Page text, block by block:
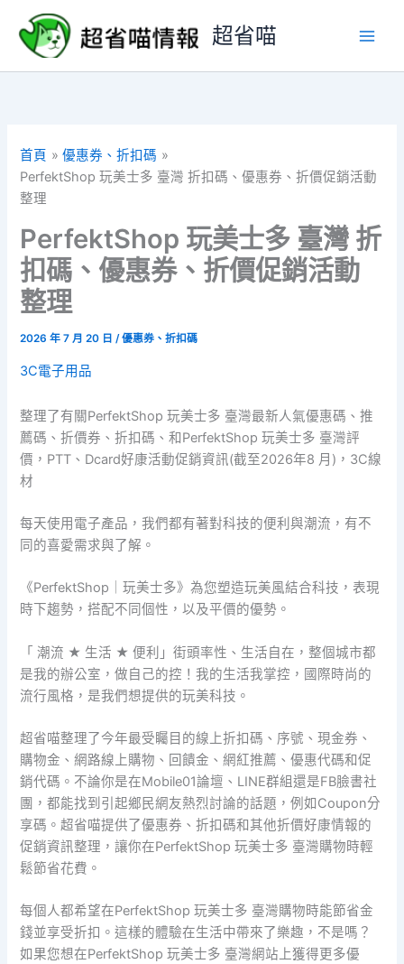
要
超省喵
首頁
優惠券、折扣碼
PerfektShop 玩美士多 臺灣 折扣碼、優惠券、折價促銷活動
整理
PerfektShop 玩美士多 臺灣 折
扣碼、優惠券、折價促銷活動
整理
2026 年 7 月 20 日/優惠券、折扣碼
3C電子用品
整理了有關PerfektShop 玩美士多 臺灣最新人氣優惠碼、推
薦碼、折價券、折扣碼、和PerfektShop 玩美士多 臺灣評
價，PTT、Dcard好康活動促銷資訊(截至2026年8 月)，3C線
材
每天使用電子產品，我們都有著對科技的便利與潮流，有不
同的喜愛需求與了解。
《PerfektShop｜玩美士多》為您塑造玩美風結合科技，表現
時下趨勢，搭配不同個性，以及平價的優勢。
「 潮流 ★ 生活 ★ 便利」街頭率性、生活自在，整個城市都
是我的辦公室，做自己的控！我的生活我掌控，國際時尚的
流行風格，是我們想提供的玩美科技。
超省喵整理了今年最受矚目的線上折扣碼、序號、現金券、
購物金、網路線上購物、回饋金、網紅推薦、優惠代碼和促
銷代碼。不論你是在Mobile01論壇、LINE群組還是FB臉書社
團，都能找到引起鄉民網友熱烈討論的話題，例如Coupon分
享碼。超省喵提供了優惠券、折扣碼和其他折價好康情報的
促銷資訊整理，讓你在PerfektShop 玩美士多 臺灣購物時輕
鬆節省花費。
每個人都希望在PerfektShop 玩美士多 臺灣購物時能節省金
錢並享受折扣。這樣的體驗在生活中帶來了樂趣，不是嗎？
如果您想在PerfektShop 玩美士多 臺灣網站上獲得更多優